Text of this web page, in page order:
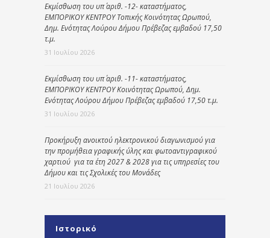
Εκμίσθωση του υπ΄ αριθ. -12- καταστήματος,
ΕΜΠΟΡΙΚΟΥ ΚΕΝΤΡΟΥ Τοπικής Κοινότητας Ωρωπού,
Δημ. Ενότητας Λούρου Δήμου Πρέβεζας εμβαδού 17,50
τ.μ.
31 Ιουλίου 2026
Εκμίσθωση του υπ΄ αριθ. -11- καταστήματος,
ΕΜΠΟΡΙΚΟΥ ΚΕΝΤΡΟΥ Κοινότητας Ωρωπού, Δημ.
Ενότητας Λούρου Δήμου Πρέβεζας εμβαδού 17,50 τ.μ.
31 Ιουλίου 2026
Προκήρυξη ανοικτού ηλεκτρονικού διαγωνισμού για
την προμήθεια γραφικής ύλης και φωτοαντιγραφικού
χαρτιού για τα έτη 2027 & 2028 για τις υπηρεσίες του
Δήμου και τις Σχολικές του Μονάδες
21 Ιουλίου 2026
Ιστορικό